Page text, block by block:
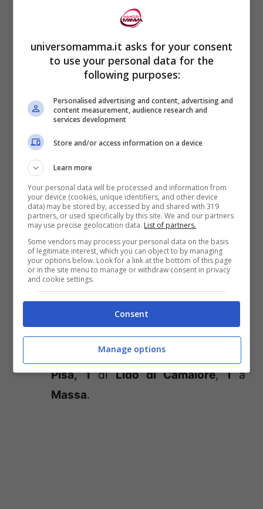
18 gli arresti domiciliari
sostituto procuratore,Giovanni
Porporae firmati dal gip,
Bufardeci
26 decreti di perquisizione
12 le ordinanze di custodia
cautelareagli arresti domiciliari
coinvolti:
2 primari, un primario diEmpolie
uno di
La Spezia (per i quali,
vogliamo sottolineare, era ancora
più facile convincere le neo
mamme);
5 informatori scientifici
1
medico livornese,1medico di
Piombino,8della provincia di
Pisa, 1diLido di Camaiore,1a
Massa.
universomamma.it asks for your consent
to use your personal data for the
following purposes:
Personalised advertising and content, advertising and
content measurement, audience research and
services development
Store and/or access information on a device
Learn more
Your personal data will be processed and information from
your device (cookies, unique identifiers, and other device
data) may be stored by, accessed by and shared with 319
partners, or used specifically by this site. We and our partners
may use precise geolocation data. List of partners.
Some vendors may process your personal data on the basis
of legitimate interest, which you can object to by managing
your options below. Look for a link at the bottom of this page
or in the site menu to manage or withdraw consent in privacy
and cookie settings.
Consent
Manage options